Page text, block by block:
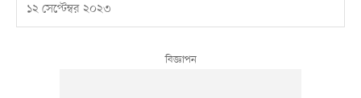
১২ সেপ্টেম্বর ২০২৩